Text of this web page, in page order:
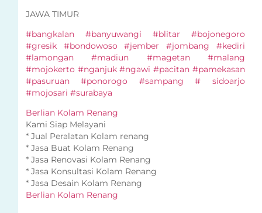
JAWA TIMUR
#bangkalan #banyuwangi #blitar #bojonegoro
#gresik #bondowoso #jember #jombang #kediri
#lamongan #madiun #magetan #malang
#mojokerto #nganjuk #ngawi #pacitan #pamekasan
#pasuruan #ponorogo #sampang # sidoarjo
#mojosari #surabaya
Berlian Kolam Renang
Kami Siap Melayani
* Jual Peralatan Kolam renang
* Jasa Buat Kolam Renang
* Jasa Renovasi Kolam Renang
* Jasa Konsultasi Kolam Renang
* Jasa Desain Kolam Renang
Berlian Kolam Renang